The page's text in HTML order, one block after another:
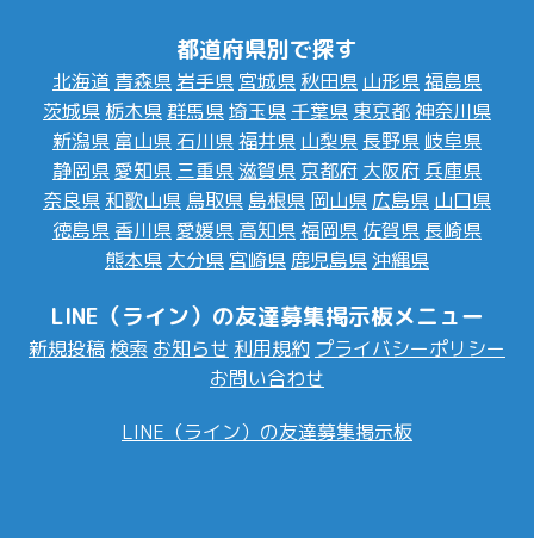
都道府県別で探す
北海道 青森県 岩手県 宮城県 秋田県 山形県福島県
茨城県 栃木県群馬県埼玉県 千葉県 東京都神奈川県
新潟県 富山県 石川県福井県 山梨県 長野県 岐阜県
静岡県愛知県 三重県滋賀県 京都府 大阪府 兵庫県
奈良県 和歌山県 鳥取県 島根県 岡山県 広島県 山口県
徳島県 香川県愛媛県 高知県福岡県 佐賀県 長崎県
熊本県 大分県 宮崎県 鹿児島県 沖縄県
LINE（ライン）の友達募集掲示板メニュー
新規投稿 検索 お知らせ 利用規約 プライバシーポリシー
お問い合わせ
LINE（ライン）の友達募集掲示板